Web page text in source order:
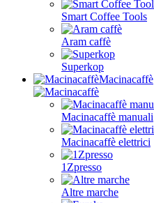
Smart Coffee Tools
Aram caffè
Superkop
Macinacaffè
Macinacaffè manuali
Macinacaffè elettrici
1Zpresso
Altre marche